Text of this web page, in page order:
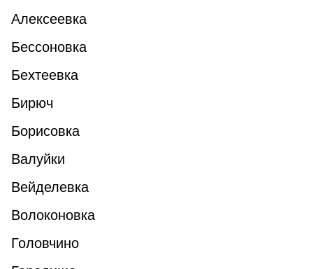
Алексеевка
Бессоновка
Бехтеевка
Бирюч
Борисовка
Валуйки
Вейделевка
Волоконовка
Головчино